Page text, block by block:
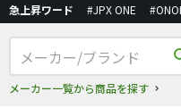
急上昇ワード #JPX ONE
メーカー一覧から商品を探す